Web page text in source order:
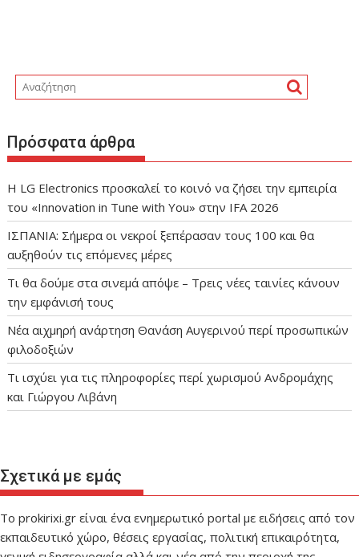
Πρόσφατα άρθρα
Η LG Electronics προσκαλεί το κοινό να ζήσει την εμπειρία
του «Innovation in Tune with You» στην IFA 2026
ΙΣΠΑΝΙΑ: Σήμερα οι νεκροί ξεπέρασαν τους 100 και θα
αυξηθούν τις επόμενες μέρες
Τι θα δούμε στα σινεμά απόψε – Τρεις νέες ταινίες κάνουν
την εμφάνισή τους
Νέα αιχμηρή ανάρτηση Θανάση Αυγερινού περί προσωπικών
φιλοδοξιών
Τι ισχύει για τις πληροφορίες περί χωρισμού Ανδρομάχης
και Γιώργου Λιβάνη
Σχετικά με εμάς
Το prokirixi.gr είναι ένα ενημερωτικό portal με ειδήσεις από τον
εκπαιδευτικό χώρο, θέσεις εργασίας, πολιτική επικαιρότητα,